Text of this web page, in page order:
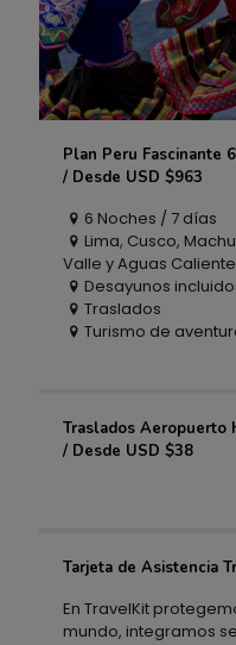
Plan Peru
/
Plan Peru Fascinante
/ Desde USD $963
6 Noches / 7 días
Lima, Cusco,
Valle y Aguas
Desayunos
Traslados
Turismo de
Traslados
Traslados Aeropuerto
/ Desde USD $38
Tarjeta de
Tarjeta de Asistencia
En TravelKit
mundo, integramos